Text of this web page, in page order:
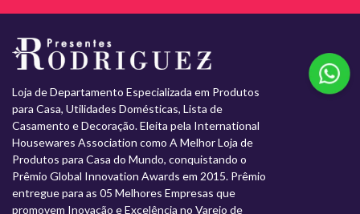
Loja de Departamento Especializada em Produtos
para Casa, Utilidades Domésticas, Lista de
Casamento e Decoração. Eleita pela International
Housewares Association como A Melhor Loja de
Produtos para Casa do Mundo, conquistando o
Prêmio Global Innovation Awards em 2015. Prêmio
entregue para as 05 Melhores Empresas que
promovem Inovação e Excelência no Varejo de